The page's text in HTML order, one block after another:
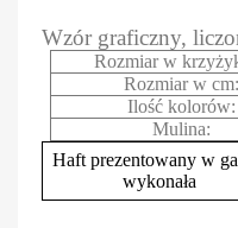
Wzór graficzny,
Rozmiar w
Rozmiar w cm:
Ilość kolorów:
Mulina:
Haft prezentowany w
wykonała